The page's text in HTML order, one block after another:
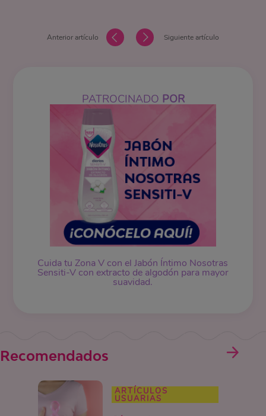
Anterior artículo Siguiente artículo
PATROCINADO POR
Cuida tu Zona V con el Jabón Íntimo Nosotras
Sensiti-V con extracto de algodón para mayor
suavidad.
Recomendados
ARTÍCULOS
USUARIAS